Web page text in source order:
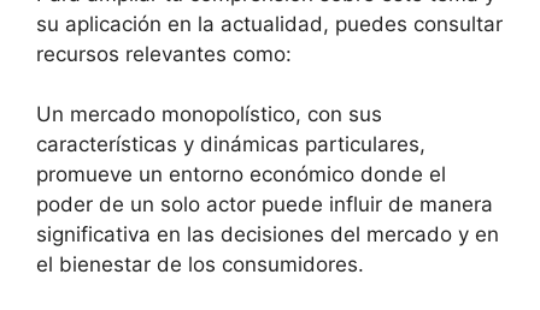
su aplicación en la actualidad, puedes⁢ consultar
recursos relevantes como:
Un‌ mercado monopolístico, ⁣con sus
características y dinámicas particulares,‍
promueve un ⁣entorno ​económico donde el
poder de ‍un solo actor‌ puede influir de manera
significativa en las decisiones del mercado y en
el bienestar de los consumidores.